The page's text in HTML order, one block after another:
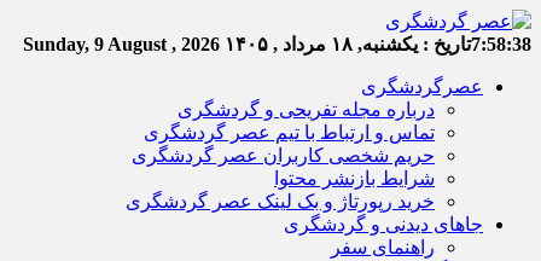
7:58:39تاریخ : یکشنبه, ۱۸ مرداد , ۱۴۰۵ Sunday, 9 August , 2026
عصرگردشگری
درباره مجله تفریحی و گردشگری
تماس و ارتباط با تیم عصر گردشگری
حریم شخصی کاربران عصر گردشگری
شرایط بازنشر محتوا
خرید رپورتاژ و بک لینک عصر گردشگری
جاهای دیدنی و گردشگری
راهنمای سفر